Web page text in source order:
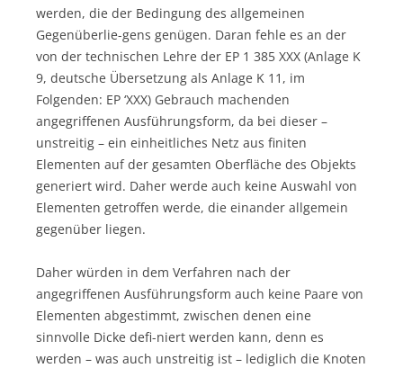
werden, die der Bedingung des allgemeinen
Gegenüberlie-gens genügen. Daran fehle es an der
von der technischen Lehre der EP 1 385 XXX (Anlage K
9, deutsche Übersetzung als Anlage K 11, im
Folgenden: EP ‘XXX) Gebrauch machenden
angegriffenen Ausführungsform, da bei dieser –
unstreitig – ein einheitliches Netz aus finiten
Elementen auf der gesamten Oberfläche des Objekts
generiert wird. Daher werde auch keine Auswahl von
Elementen getroffen werde, die einander allgemein
gegenüber liegen.
Daher würden in dem Verfahren nach der
angegriffenen Ausführungsform auch keine Paare von
Elementen abgestimmt, zwischen denen eine
sinnvolle Dicke defi-niert werden kann, denn es
werden – was auch unstreitig ist – lediglich die Knoten